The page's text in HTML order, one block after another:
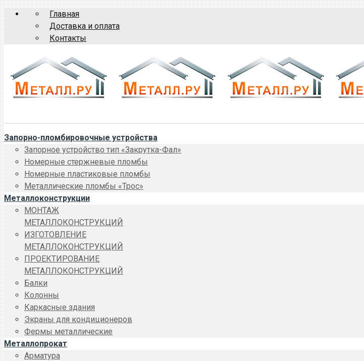
Главная
Доставка и оплата
Контакты
Запорно-пломбировочные устройства
Запорное устройство тип «Закрутка-Фал»
Номерные стержневые пломбы
Номерные пластиковые пломбы
Металлические пломбы «Трос»
Металлоконструкции
МОНТАЖ
МЕТАЛЛОКОНСТРУКЦИЙ
ИЗГОТОВЛЕНИЕ
МЕТАЛЛОКОНСТРУКЦИЙ
ПРОЕКТИРОВАНИЕ
МЕТАЛЛОКОНСТРУКЦИЙ
Балки
Колонны
Каркасные здания
Экраны для кондиционеров
Фермы металлические
Металлопрокат
Арматура